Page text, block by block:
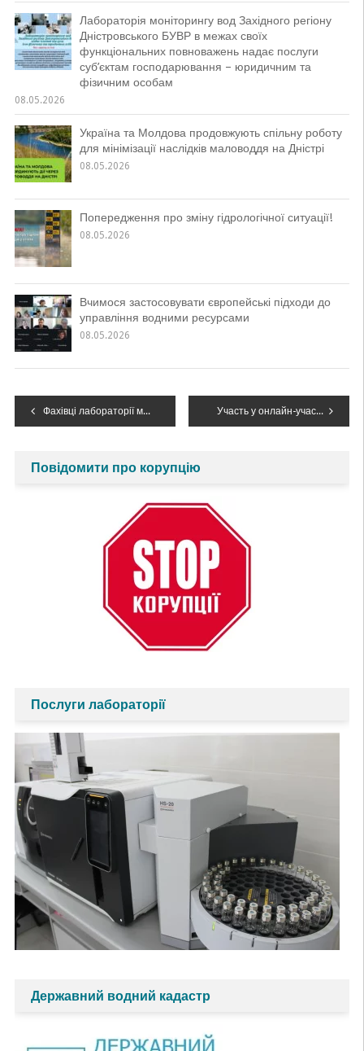
Лабораторія моніторингу вод Західного регіону
Дністровського БУВР в межах своїх
функціональних повноважень надає послуги
суб’єктам господарювання – юридичним та
фізичним особам
08.05.2026
Україна та Молдова продовжують спільну роботу
для мінімізації наслідків маловоддя на Дністрі
08.05.2026
Попередження про зміну гідрологічної ситуації!
08.05.2026
Вчимося застосовувати європейські підходи до
управління водними ресурсами
08.05.2026
Навігація
Фахівці лабораторії моніторингу вод Західного регіону завітали до учнів Вовчинецької гімназії Участь у онлайн-участь у засіданні круглого столу
Повідомити про корупцію
Послуги лабораторії
Державний водний кадастр